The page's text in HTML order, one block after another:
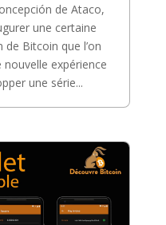
de Ataco,
une certaine
de Bitcoin que l’on
nouvelle expérience
une série...